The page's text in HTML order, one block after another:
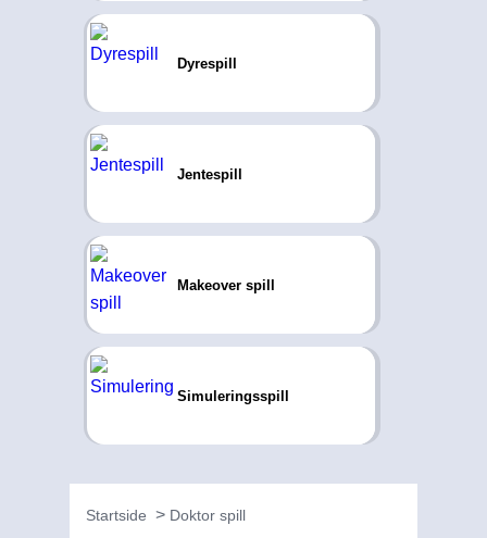
Dyrespill
Jentespill
Makeover spill
Simuleringsspill
Startside Doktor spill